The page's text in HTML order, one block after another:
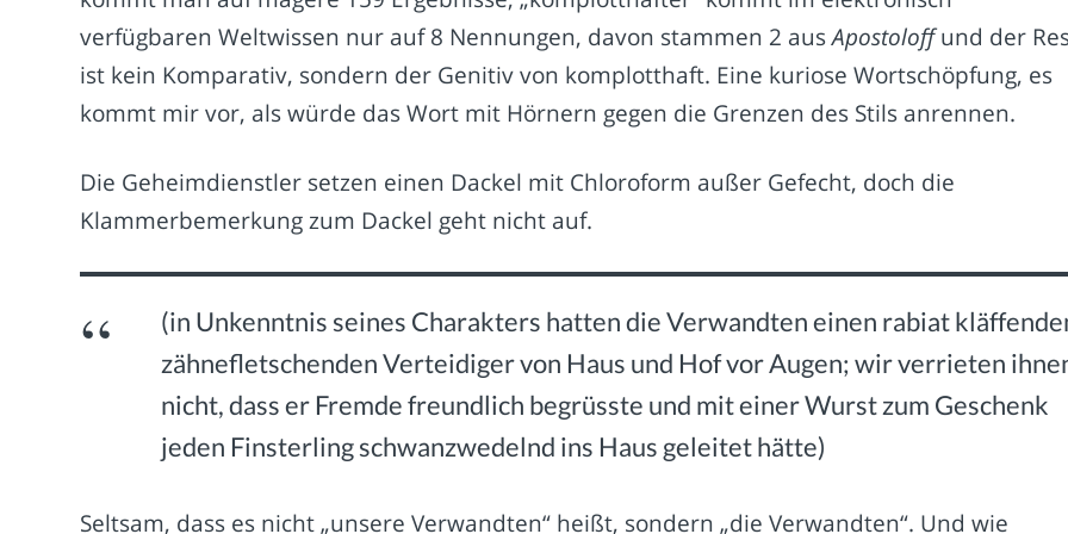
verfügbaren Weltwissen nur auf 8 Nennungen, davon stammen 2 ausApostoloffund der
ist kein Komparativ, sondern der Genitiv von komplotthaft. Eine kuriose Wortschöpfung, es
kommt mir vor, als würde das Wort mit Hörnern gegen die Grenzen des Stils anrennen.
Die Geheimdienstler setzen einen Dackel mit Chloroform außer Gefecht, doch die
Klammerbemerkung zum Dackel geht nicht auf.
(in Unkenntnis seines Charakters hatten die Verwandten einen rabiat
zähnefletschenden Verteidiger von Haus und Hof vor Augen; wir verrieten
nicht, dass er Fremde freundlich begrüsste und mit einer Wurst zum Geschenk
jeden Finsterling schwanzwedelnd ins Haus geleitet hätte)
Seltsam, dass es nicht „unsere Verwandten“ heißt, sondern „die Verwandten“. Und wie